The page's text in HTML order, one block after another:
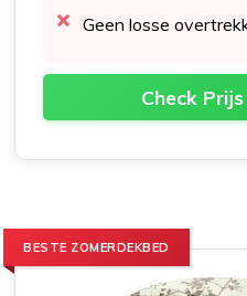
Geen losse
Check
BESTE ZOMERDEKBED